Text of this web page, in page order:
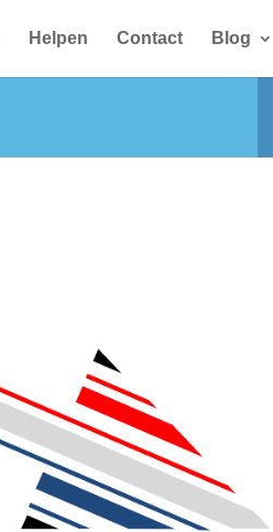
Helpen Contact Blog